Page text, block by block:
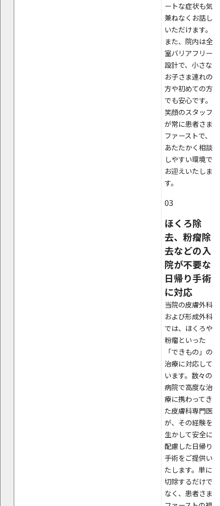
ートな症状も気
兼ねなくお話し
いただけます。
また、院内は全
室バリアフリー
設計で、小さな
お子さま連れの
方や初めての方
でも安心です。
笑顔のスタッフ
が常に患者さま
ファーストで、
あたたかく相談
しやすい環境で
お迎えいたしま
す。
03
ほくろ除
去、粉瘤除
去などの入
院が不要な
日帰り手術
に対応
当院の皮膚外科
および形成外科
では、ほくろや
粉瘤といった
「できもの」の
治療に対応して
います。数々の
病院で高度な治
療に携わってき
た皮膚科専門医
が、その経験を
生かして安全に
配慮した日帰り
手術をご提供い
たします。単に
切除するだけで
なく、患者さま